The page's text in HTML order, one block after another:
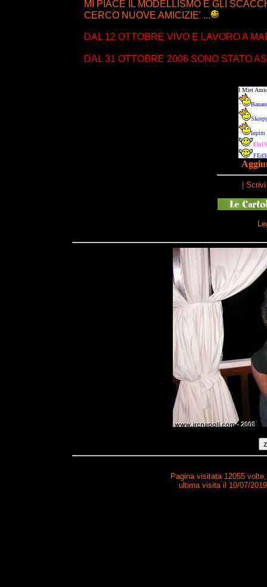
MI PIACE IL MODELLISMO E GLI
CERCO NUOVE AMICIZIE' ...
DAL 12 OTTOBRE VIVO E LAVORO A
DAL 31 OTTOBRE 2006 SONO STATO
Scrivi
Pagina visitata 12055
ultima visita il 10/07/